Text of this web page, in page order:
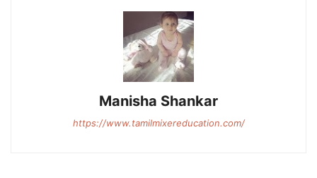
Manisha Shankar
https://www.tamilmixereducation.com/